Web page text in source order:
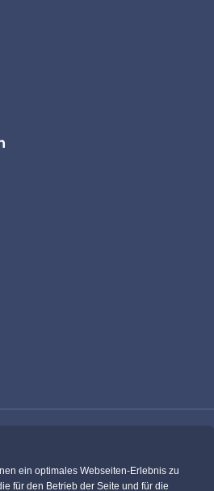
Bauen.de
ein optimales Webseiten-Erlebnis zu
für den Betrieb der Seite und für die